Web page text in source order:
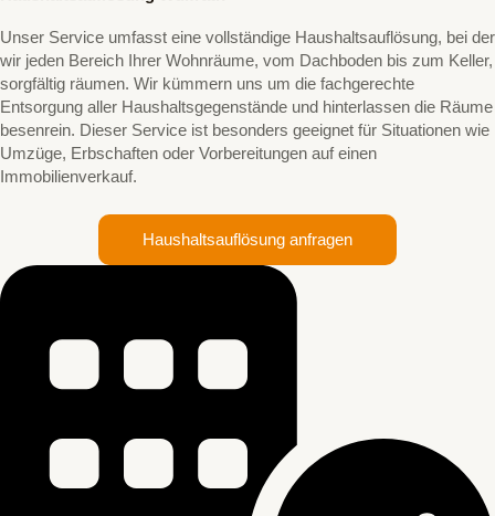
Unser Service umfasst eine vollständige Haushaltsauflösung, bei der
wir jeden Bereich Ihrer Wohnräume, vom Dachboden bis zum Keller,
sorgfältig räumen. Wir kümmern uns um die fachgerechte
Entsorgung aller Haushaltsgegenstände und hinterlassen die Räume
besenrein. Dieser Service ist besonders geeignet für Situationen wie
Umzüge, Erbschaften oder Vorbereitungen auf einen
Immobilienverkauf.
Haushaltsauflösung anfragen